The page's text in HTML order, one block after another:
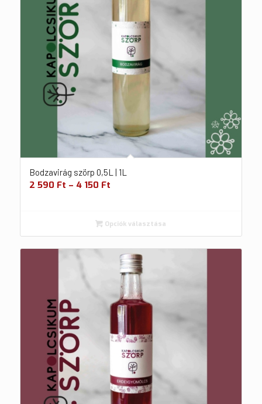
Bodzavirág szörp 0,5L | 1L
2 590 Ft – 4 150 Ft
Opciók választása